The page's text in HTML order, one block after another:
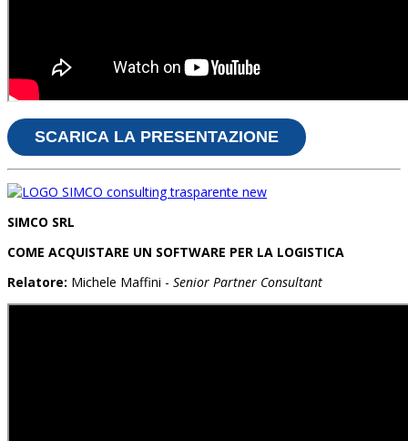
SCARICA LA PRESENTAZIONE
SIMCO SRL
COME ACQUISTARE UN SOFTWARE PER LA LOGISTICA
Relatore: Michele Maffini - Senior Partner Consultant